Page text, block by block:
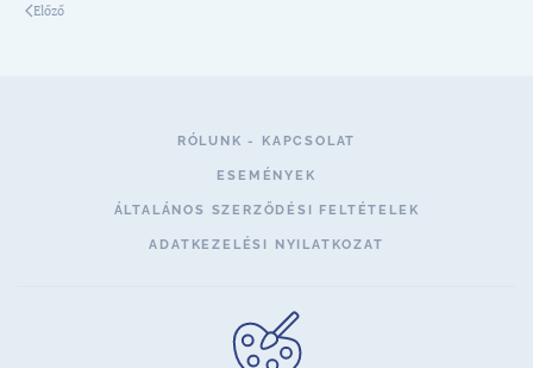
Előző
RÓLUNK - KAPCSOLAT
ESEMÉNYEK
ÁLTALÁNOS SZERZŐDÉSI FELTÉTELEK
ADATKEZELÉSI NYILATKOZAT